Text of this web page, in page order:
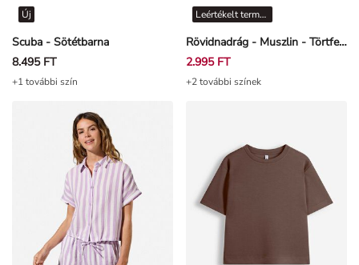
Scuba - Sötétbarna
Új
8.495 FT
+1 további szín
Rövidnadrág - Muszlin - Törtfehér
Leértékelt termékek
2.995 FT
+2 további színek